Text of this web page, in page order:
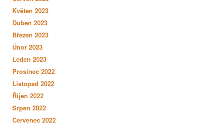
Květen 2023
Duben 2023
Březen 2023
Únor 2023
Leden 2023
Prosinec 2022
Listopad 2022
Říjen 2022
Srpen 2022
Červenec 2022